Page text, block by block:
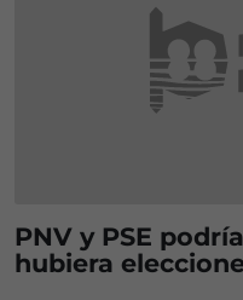
PNV y PSE
hubiera